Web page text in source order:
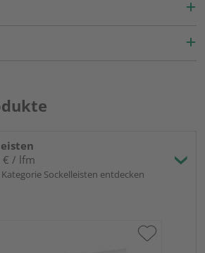
€ / lfm
Sockelleisten entdecken